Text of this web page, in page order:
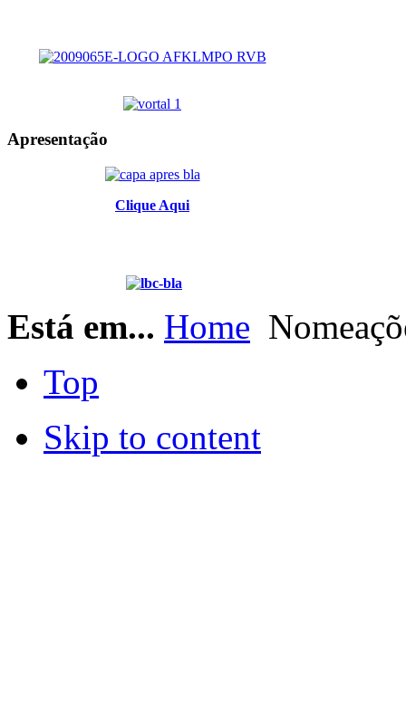
Apresentação
Clique Aqui
Está em... Home
Top
Skip to content